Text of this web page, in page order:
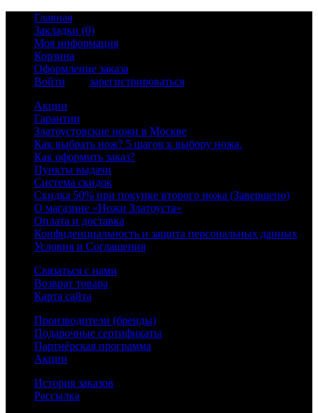
Главная
Закладки (0)
Моя информация
Корзина
Оформление заказа
Войти
зарегистрироваться
Акции
Гарантии
Златоустовские ножи в Москве
Как выбрать нож? 5 шагов к выбору ножа.
Как оформить заказ?
Пункты выдачи
Система скидок
Скидка 50% при покупке второго ножа (Завершено)
О магазине «Ножи Златоуста»
Оплата и доставка
Конфиденциальность и защита персональных данных
Условия и Соглашения
Связаться с нами
Возврат товара
Карта сайта
Производители (бренды)
Подарочные сертификаты
Партнёрская программа
Акции
История заказов
Рассылка